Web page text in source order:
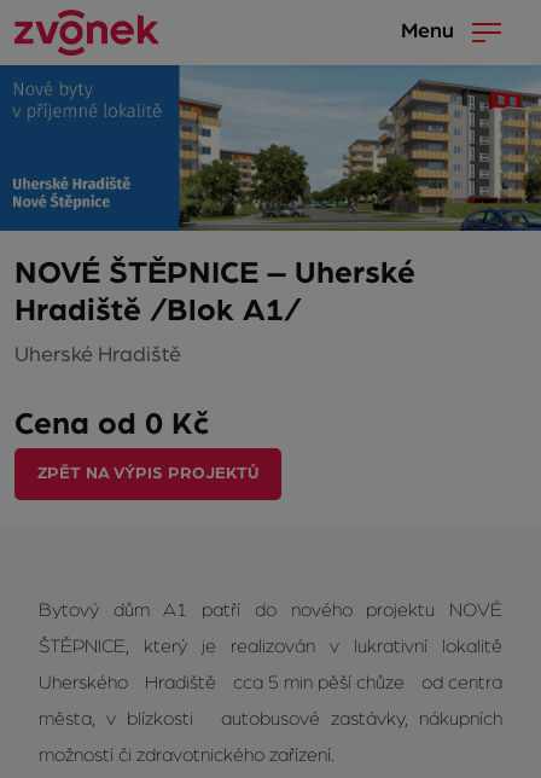
Menu
NOVÉ ŠTĚPNICE – Uherské
Hradiště /Blok A1/
Uherské Hradiště
Cena od 0 Kč
ZPĚT NA VÝPIS PROJEKTŮ
Bytový dům A1 patří do nového projektu NOVÉ
ŠTĚPNICE, který je realizován v lukrativní lokalitě
Uherského Hradiště cca 5 min pěší chůze od centra
města, v blízkosti autobusové zastávky, nákupních
možností či zdravotnického zařízení.